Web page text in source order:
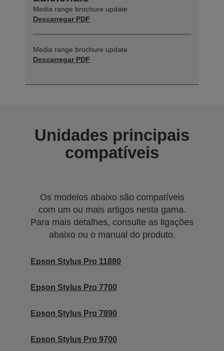
Media range brochure update
Descarregar PDF
Media range brochure update
Descarregar PDF
Unidades principais
compatíveis
Os modelos abaixo são compatíveis
com um ou mais artigos nesta gama.
Para mais detalhes, consulte as ligações
abaixo ou o manual do produto.
Epson Stylus Pro 11880
Epson Stylus Pro 7700
Epson Stylus Pro 7890
Epson Stylus Pro 9700